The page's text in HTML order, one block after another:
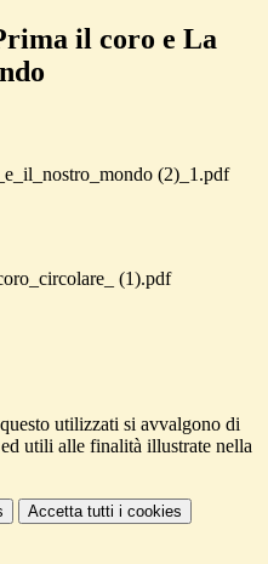
il coro e La
(2)_1.pdf
(1).pdf
utilizzati si avvalgono di
utili alle finalità illustrate nella
Accetta tutti i cookies